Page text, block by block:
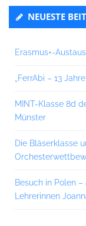
NEUESTE
Erasmus+-
„FerrAbi – 13
MINT-Klasse 8d
Münster
Die Bläserklasse
Besuch in Polen
Lehrerinnen